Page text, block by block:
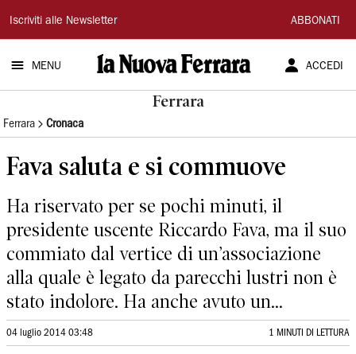
La
Nuova
Ferrara
Iscriviti alle Newsletter ABBONATI
MENU ACCEDI
Ferrara
Ferrara Cronaca
Fava saluta e si commuove
Ha riservato per se pochi minuti, il
presidente uscente Riccardo Fava, ma il suo
commiato dal vertice di un’associazione
alla quale è legato da parecchi lustri non è
stato indolore. Ha anche avuto un...
04 luglio 2014 03:48 1 MINUTI DI LETTURA